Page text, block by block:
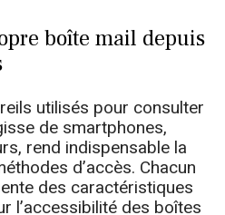
boîte mail depuis
utilisés pour consulter
de smartphones,
rend indispensable la
d’accès. Chacun
des caractéristiques
l’accessibilité des boîtes